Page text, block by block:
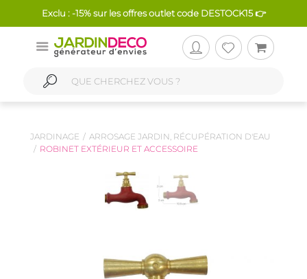
Exclu : -15% sur les offres outlet code DESTOCK15 👉
JARDINAGE
ARROSAGE JARDIN, RÉCUPÉRATION D'EAU
ROBINET EXTÉRIEUR ET ACCESSOIRE